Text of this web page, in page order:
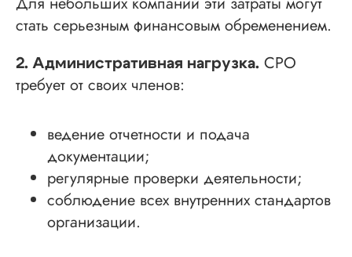
стать серьезным финансовым обременением.
2. Административная нагрузка. СРО
требует от своих членов:
ведение отчетности и подача
документации;
регулярные проверки деятельности;
соблюдение всех внутренних стандартов
организации.